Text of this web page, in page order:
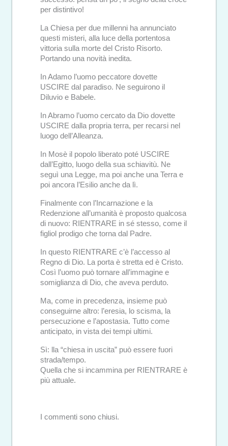
per distintivo!
La Chiesa per due millenni ha annunciato
questi misteri, alla luce della portentosa
vittoria sulla morte del Cristo Risorto.
Portando una novità inedita.
In Adamo l’uomo peccatore dovette
USCIRE dal paradiso. Ne seguirono il
Diluvio e Babele.
In Abramo l’uomo cercato da Dio dovette
USCIRE dalla propria terra, per recarsi nel
luogo dell’Alleanza.
In Mosè il popolo liberato poté USCIRE
dall’Egitto, luogo della sua schiavitù. Ne
seguì una Legge, ma poi anche una Terra e
poi ancora l’Esilio anche da lì.
Finalmente con l’Incarnazione e la
Redenzione all’umanità è proposto qualcosa
di nuovo: RIENTRARE in sé stesso, come il
figliol prodigo che torna dal Padre.
In questo RIENTRARE c’è l’accesso al
Regno di Dio. La porta è stretta ed è Cristo.
Così l’uomo può tornare all’immagine e
somiglianza di Dio, che aveva perduto.
Ma, come in precedenza, insieme può
conseguirne altro: l’eresia, lo scisma, la
persecuzione e l’apostasia. Tutto come
anticipato, in vista dei tempi ultimi.
Sì: lla “chiesa in uscita” può essere fuori
strada/tempo.
Quella che si incammina per RIENTRARE è
più attuale.
I commenti sono chiusi.